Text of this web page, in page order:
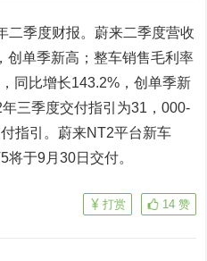
季度财报。蔚来二季度营收
创单季新高；整车销售毛利率
同比增长143.2%，创单季新
三季度交付指引为31，000-
指引。蔚来NT2平台新车
于9月30日交付。
14 赞
打赏